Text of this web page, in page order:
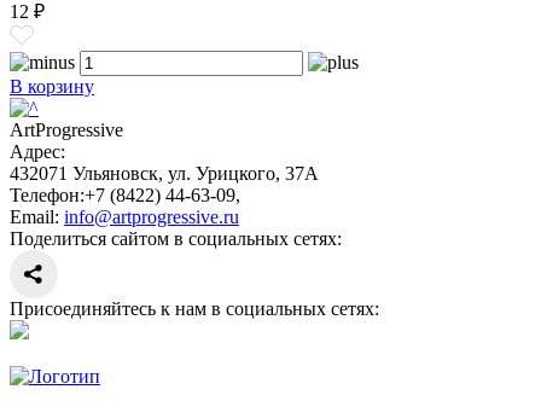
12 ₽
В корзину
ArtProgressive
Адрес:
432071 Ульяновск, ул. Урицкого, 37А
Телефон:+7 (8422) 44-63-09,
Email: info@artprogressive.ru
Поделиться сайтом в социальных сетях:
Присоединяйтесь к нам в социальных сетях: